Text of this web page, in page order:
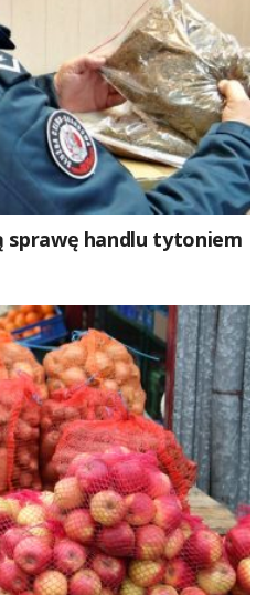
sprawę handlu tytoniem